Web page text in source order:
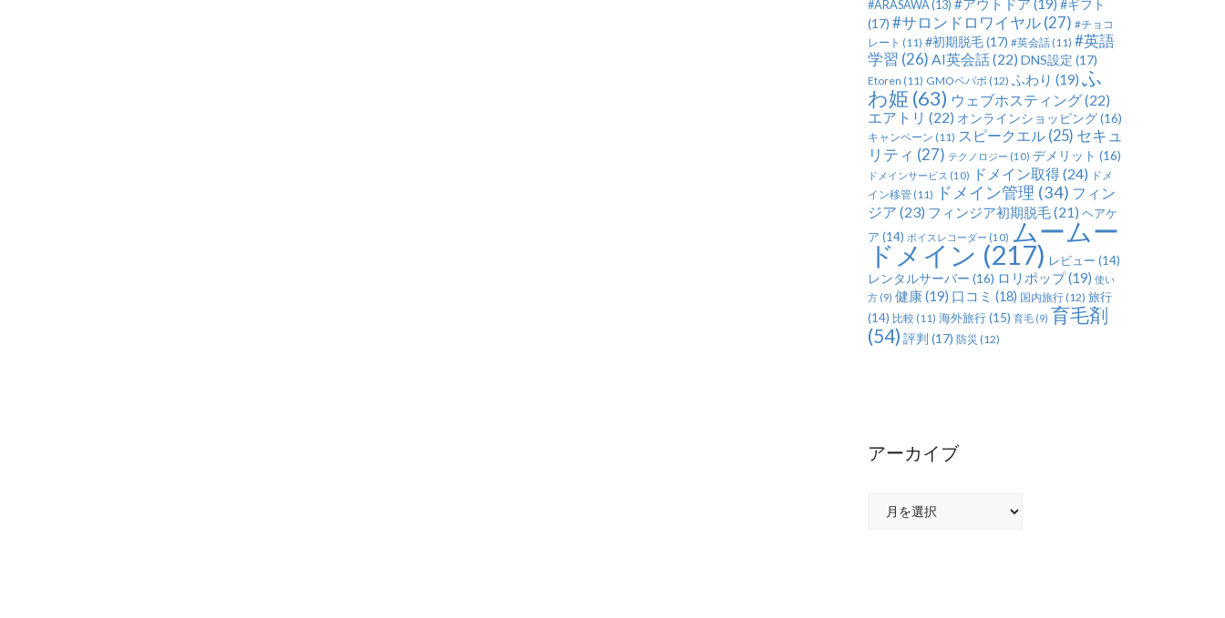
#ARASAWA(13) #アウトドア (19) #ギフト
(17) #サロンドロワイヤル(27) #チョコ
レート (11) #初期脱毛(17) #英会話 (11) #英語
学習 (26) AI英会話(22) DNS設定 (17)
Etoren (11) GMOペパボ(12) ふわり (19) ふ
わ姫 (63) ウェブホスティング(22)
エアトリ (22) オンラインショッピング(16)
キャンペーン (11) スピークエル (25) セキュ
リティ (27) テクノロジー (10) デメリット (16)
ドメインサービス (10) ドメイン取得(24) ドメ
イン移管 (11) ドメイン管理 (34) フィン
ジア (23) フィンジア初期脱毛(21) ヘアケ
ア (14) ボイスレコーダー (10) ムームー
ドメイン (217) レビュー (14)
レンタルサーバー (16) ロリポップ(19) 使い
方 (9) 健康(19) 口コミ (18) 国内旅行(12) 旅行
(14) 比較 (11) 海外旅行(15) 育毛 (9) 育毛剤
(54) 評判 (17) 防災 (12)
アーカイブ